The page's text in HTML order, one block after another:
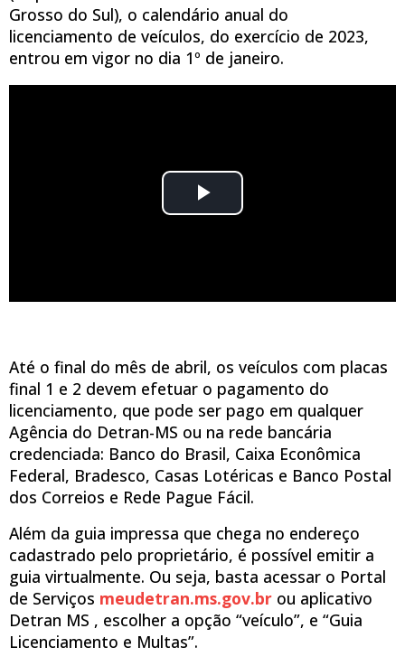
Grosso do Sul), o calendário anual do
licenciamento de veículos, do exercício de 2023,
entrou em vigor no dia 1º de janeiro.
Até o final do mês de abril, os veículos com placas
final 1 e 2 devem efetuar o pagamento do
licenciamento, que pode ser pago em qualquer
Agência do Detran-MS ou na rede bancária
credenciada: Banco do Brasil, Caixa Econômica
Federal, Bradesco, Casas Lotéricas e Banco Postal
dos Correios e Rede Pague Fácil.
Além da guia impressa que chega no endereço
cadastrado pelo proprietário, é possível emitir a
guia virtualmente. Ou seja, basta acessar o Portal
de Serviços meudetran.ms.gov.br ou aplicativo
Detran MS , escolher a opção “veículo”, e “Guia
Licenciamento e Multas”.